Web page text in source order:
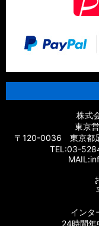
株式
東京
〒120-0036 東京都
TEL:03-
インタ
24時間年